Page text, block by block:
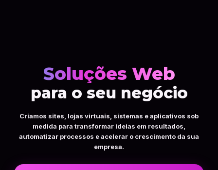
Soluções Web
para o seu negócio
Criamos sites, lojas virtuais, sistemas e aplicativos sob
medida para transformar ideias em resultados,
automatizar processos e acelerar o crescimento da sua
empresa.